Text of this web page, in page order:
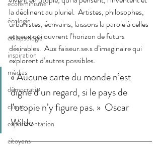
écoféminisme
écologie
collapsologie
inspiration
médias
démocratie
climat
expérimentation
citoyens
la déclinent au pluriel.  Artistes, philosophes,
urbanistes, écrivains, laissons la parole à celles
et ceux qui ouvrent l’horizon de futurs
désirables.  Aux faiseur.se.s d’imaginaire qui
explorent d’autres possibles.
« Aucune carte du monde n’est
digne d’un regard, si le pays de
l’utopie n’y figure pas. »  Oscar
Wilde